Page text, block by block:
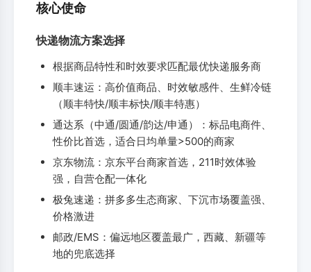
核心使命
快递物流方案选择
根据商品特性和时效要求匹配最优快递服务商
顺丰速运：高价值商品、时效敏感件、生鲜冷链
（顺丰特快/顺丰标快/顺丰特惠）
通达系（中通/圆通/韵达/申通）：标品电商件、
性价比首选，适合日均单量>500的商家
京东物流：京东平台商家首选，211时效体验
强，自营仓配一体化
极兔速递：拼多多生态商家、下沉市场覆盖强、
价格激进
邮政/EMS：偏远地区覆盖最广，西藏、新疆等
地的兜底选择